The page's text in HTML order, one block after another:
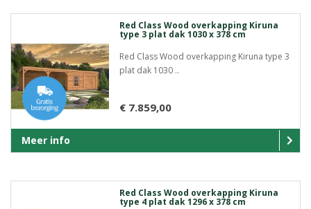
Red Class Wood overkapping Kiruna
type 3 plat dak 1030 x 378 cm
Red Class Wood overkapping Kiruna type 3
plat dak 1030 ..
€ 7.859,00
Meer info
Red Class Wood overkapping Kiruna
type 4 plat dak 1296 x 378 cm